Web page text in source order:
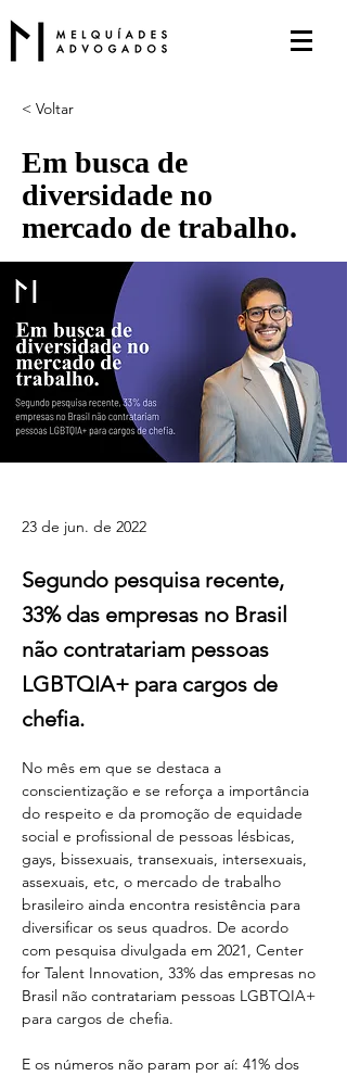
< Voltar
Em busca de
diversidade no
mercado de trabalho.
23 de jun. de 2022
Segundo pesquisa recente,
33% das empresas no Brasil
não contratariam pessoas
LGBTQIA+ para cargos de
chefia.
No mês em que se destaca a
conscientização e se reforça a importância
do respeito e da promoção de equidade
social e profissional de pessoas lésbicas,
gays, bissexuais, transexuais, intersexuais,
assexuais, etc, o mercado de trabalho
brasileiro ainda encontra resistência para
diversificar os seus quadros. De acordo
com pesquisa divulgada em 2021, Center
for Talent Innovation, 33% das empresas no
Brasil não contratariam pessoas LGBTQIA+
para cargos de chefia.
E os números não param por aí: 41% dos